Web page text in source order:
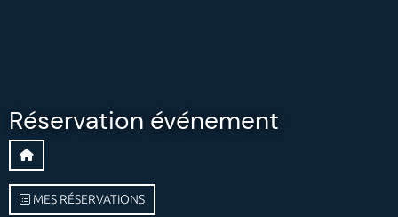
Réservation événement
MES RÉSERVATIONS